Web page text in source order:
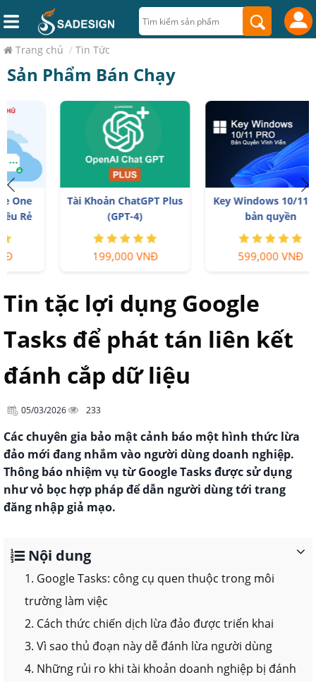
Trang chủ / Tin Tức
Sản Phẩm Bán Chạy
Tài Khoản ChatGPT Plus
199,000 VNĐ
Key Windows 10/11 Pro
bản quyền
599,000 VNĐ
Tin tặc lợi dụng Google
Tasks để phát tán liên kết
đánh cắp dữ liệu
05/03/2026 233
Các chuyên gia bảo mật cảnh báo một hình thức lừa
đảo mới đang nhắm vào người dùng doanh nghiệp.
Thông báo nhiệm vụ từ Google Tasks được sử dụng
như vỏ bọc hợp pháp để dẫn người dùng tới trang
đăng nhập giả mạo.
Nội dung
1. Google Tasks: công cụ quen thuộc trong môi
trường làm việc
2. Cách thức chiến dịch lừa đảo được triển khai
3. Vì sao thủ đoạn này dễ đánh lừa người dùng
4. Những rủi ro khi tài khoản doanh nghiệp bị đánh